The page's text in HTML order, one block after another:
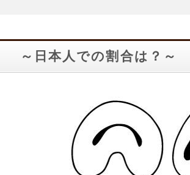
日本人での割合は？～